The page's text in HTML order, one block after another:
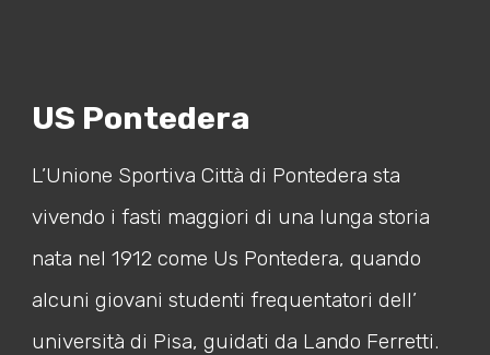
US Pontedera
L’Unione Sportiva Città di Pontedera sta
vivendo i fasti maggiori di una lunga storia
nata nel 1912 come Us Pontedera, quando
alcuni giovani studenti frequentatori dell’
università di Pisa, guidati da Lando Ferretti.